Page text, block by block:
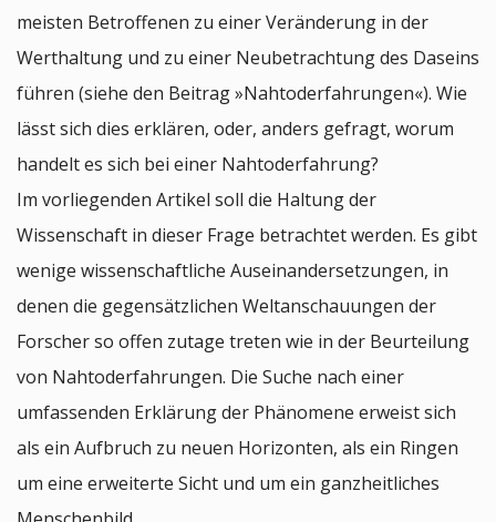
meisten Betroffenen zu einer Veränderung in der
Werthaltung und zu einer Neubetrachtung des Daseins
führen (siehe den Beitrag »Nahtoderfahrungen«). Wie
lässt sich dies erklären, oder, anders gefragt, worum
handelt es sich bei einer Nahtoderfahrung?
Im vorliegenden Artikel soll die Haltung der
Wissenschaft in dieser Frage betrachtet werden. Es gibt
wenige wissenschaftliche Auseinandersetzungen, in
denen die gegensätzlichen Weltanschauungen der
Forscher so offen zutage treten wie in der Beurteilung
von Nahtoderfahrungen. Die Suche nach einer
umfassenden Erklärung der Phänomene erweist sich
als ein Aufbruch zu neuen Horizonten, als ein Ringen
um eine erweiterte Sicht und um ein ganzheitliches